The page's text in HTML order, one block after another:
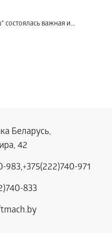
важная и...
Беларусь,
42
983,+375(222)740-971
833